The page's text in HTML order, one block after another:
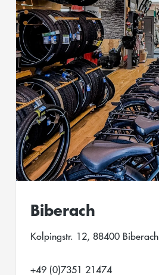
Biberach
Kolpingstr. 12, 88400 Biberach
+49 (0)7351 21474